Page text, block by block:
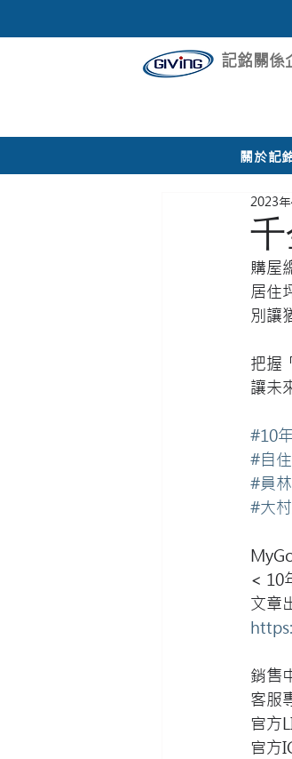
記銘關係
關於記
所有文章 最新
2023
購屋
居住
別讓
把握
讓未
#10
#自
#員
#大
< 10
文章
銷售
客服
官方
官方